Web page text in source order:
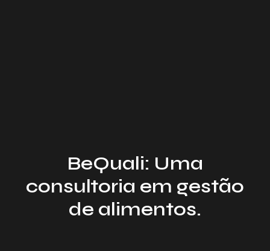
BeQuali: Uma
consultoria em gestão
de alimentos.